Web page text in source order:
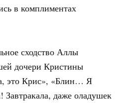
в комплиментах
сходство Аллы
дочери Кристины
это Крис», «Блин… Я
Завтракала, даже оладушек